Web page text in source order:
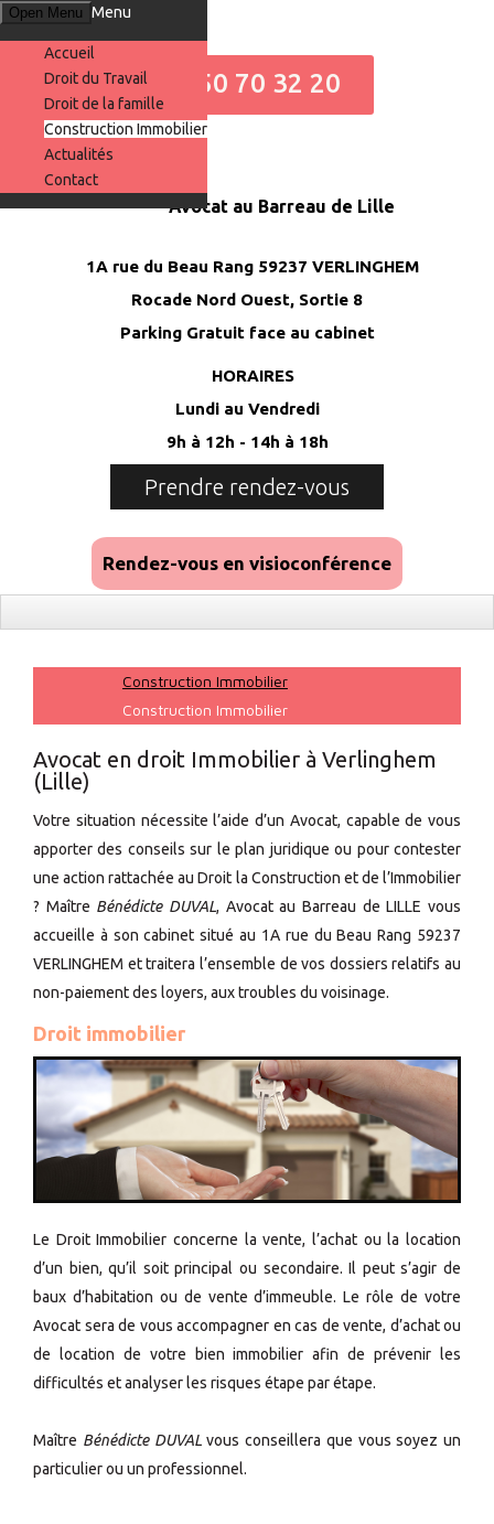
Open Menu Menu
Accueil
Droit du Travail
Droit de la famille
Construction Immobilier
Actualités
Contact
06 50 70 32 20
Avocat au Barreau de Lille
1A rue du Beau Rang 59237 VERLINGHEM
Rocade Nord Ouest, Sortie 8
Parking Gratuit face au cabinet
HORAIRES
Lundi au Vendredi
9h à 12h - 14h à 18h
Prendre rendez-vous
Rendez-vous en visioconférence
Construction Immobilier
Construction Immobilier
Avocat en droit Immobilier à Verlinghem
(Lille)
Votre situation nécessite l’aide d’un Avocat, capable de vous
apporter des conseils sur le plan juridique ou pour contester
une action rattachée au Droit la Construction et de l’Immobilier
? Maître Bénédicte DUVAL, Avocat au Barreau de LILLE vous
accueille à son cabinet situé au 1A rue du Beau Rang 59237
VERLINGHEM et traitera l’ensemble de vos dossiers relatifs au
non-paiement des loyers, aux troubles du voisinage.
Droit immobilier
Le Droit Immobilier concerne la vente, l’achat ou la location
d’un bien, qu’il soit principal ou secondaire. Il peut s’agir de
baux d’habitation ou de vente d’immeuble. Le rôle de votre
Avocat sera de vous accompagner en cas de vente, d’achat ou
de location de votre bien immobilier afin de prévenir les
difficultés et analyser les risques étape par étape.
Maître Bénédicte DUVALvous conseillera que vous soyez un
particulier ou un professionnel.